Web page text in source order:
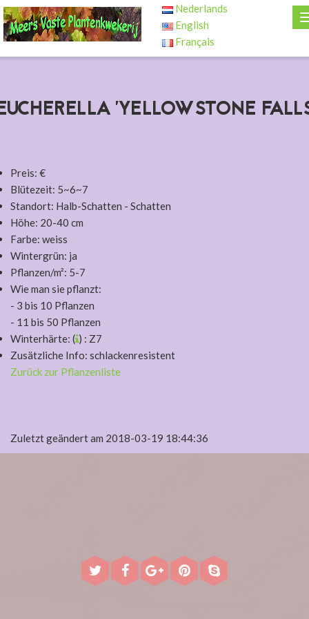
Nederlands
English
Français
'YELLOWSTONE
Preis: €
Blütezeit: 5~6~7
Standort: Halb-Schatten - Schatten
Höhe: 20-40 cm
Farbe: weiss
Wintergrün: ja
Pflanzen/m²: 5-7
Wie man sie pflanzt:
- 3 bis 10 Pflanzen
- 11 bis 50 Pflanzen
Winterhärte: ( ) : Z7
Zusätzliche Info: schlackenresistent
Zurück zur Pflanzenliste
Zuletzt geändert am 2018-03-19 18:44:36